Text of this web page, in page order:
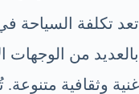
بالعديد من الوجهات
غنية وثقافية متنوعة.